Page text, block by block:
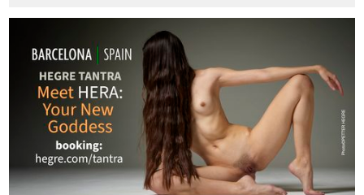
FRANÇAIS
INDONESIA
ITALIANO
LATVIEŠU
LIETUVIŲ
NORSK
POLSKI
PORTUGUÊS
SUOMI
SVENSKA
TÜRKÇE
ÍSLENSKA
ΕΛΛΗΝΙΚΆ
БЪЛГАРСКИ
हिन्दी
中文
日本語